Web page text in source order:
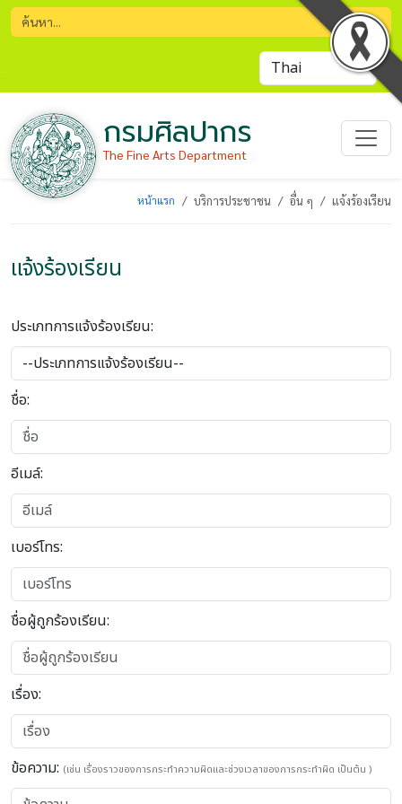
กรมศิลปากร
The Fine Arts Department
หน้าแรก บริการประชาชน อื่น ๆ แจ้งร้องเรียน
แจ้งร้องเรียน
ประเภทการแจ้งร้องเรียน:
ชื่อ:
อีเมล์:
เบอร์โทร:
ชื่อผู้ถูกร้องเรียน:
เรื่อง:
ข้อความ: (เช่น เรื่องราวของการกระทำความผิดและช่วงเวลาของการกระทำผิด เป็นต้น )